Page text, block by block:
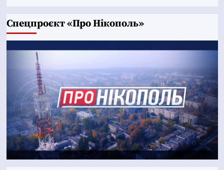
Cпецпроєкт «Про Нікополь»